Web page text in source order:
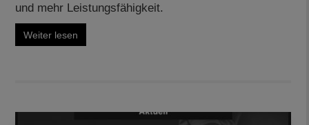
und mehr Leistungsfähigkeit.
Weiter lesen